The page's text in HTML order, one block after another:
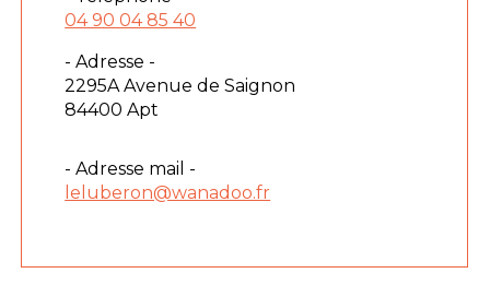
04 90 04 85 40
- Adresse -
2295A Avenue de Saignon
84400 Apt
- Adresse mail -
leluberon@wanadoo.fr